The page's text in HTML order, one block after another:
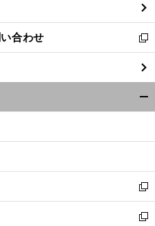
で
開
く
合わせ
新
し
い
ウ
ィ
ン
ウ
開
く
新
し
い
新